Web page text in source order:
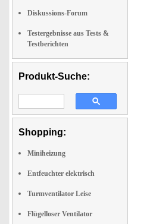
Diskussions-Forum
Testergebnisse aus Tests &
Testberichten
Produkt-Suche:
Shopping:
Miniheizung
Entfeuchter elektrisch
Turmventilator Leise
Flügelloser Ventilator